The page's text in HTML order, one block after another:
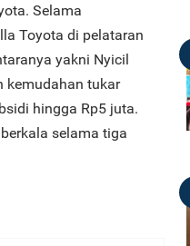
Selama
Toyota di pelataran
yakni Nyicil
kemudahan tukar
hingga Rp5 juta.
selama tiga